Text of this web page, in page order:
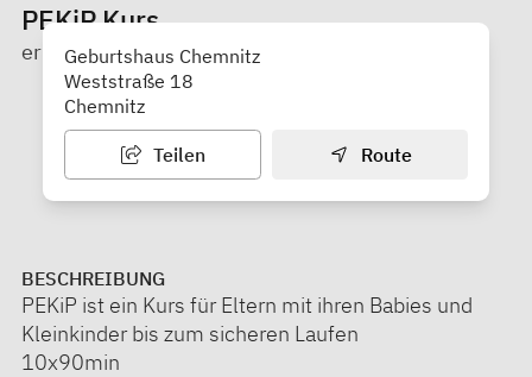
PEKiP Kurs
erlebnis geburt e. V.
Geburtshaus Chemnitz
Weststraße 18
Chemnitz
Teilen Route
BESCHREIBUNG
PEKiP ist ein Kurs für Eltern mit ihren Babies und
Kleinkinder bis zum sicheren Laufen
10x90min